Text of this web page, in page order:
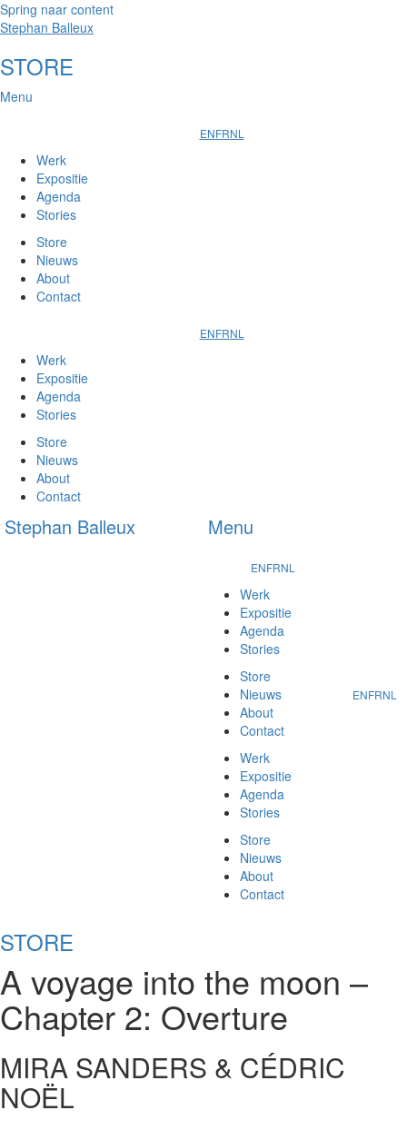
Spring naar content
Stephan Balleux
STORE
Menu
ENFRNL
Werk
Expositie
Agenda
Stories
Store
Nieuws
About
Contact
ENFRNL
Werk
Expositie
Agenda
Stories
Store
Nieuws
About
Contact
Stephan Balleux Menu
ENFRNL
Werk
Expositie
Agenda
Stories
Store
Nieuws
About
Contact
ENFRNL
Werk
Expositie
Agenda
Stories
Store
Nieuws
About
Contact
STORE
A voyage into the moon –
Chapter 2: Overture
MIRA SANDERS & CÉDRIC
NOËL